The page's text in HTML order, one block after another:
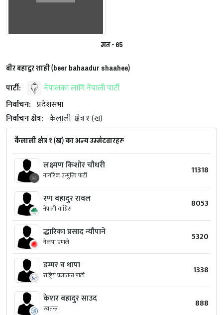
मत - 65
बीर बहादुर शाही (beer bahaadur shaahee)
पार्टी:
नेपालका लागि नेपाली पार्टी
निर्वाचन: प्रदेशसभा
निर्वाचन क्षेत्र: कैलाली क्षेत्र १ (ख)
कैलाली क्षेत्र १ (ख) का अन्य उम्मेदवारहरू
लक्ष्मण किशोर चौधरी
नागरिक उन्मुक्ति पार्टी 11318
रण बहादुर रावल
नेपाली काँग्रेस 8053
द्धारिका प्रसाद न्यौपाने
नेकपा एमाले 5320
डम्मर व थापा
राष्ट्रिय प्रजातन्त्र पार्टी 1338
केशर बहादुर साउद
स्वतन्त्र 888